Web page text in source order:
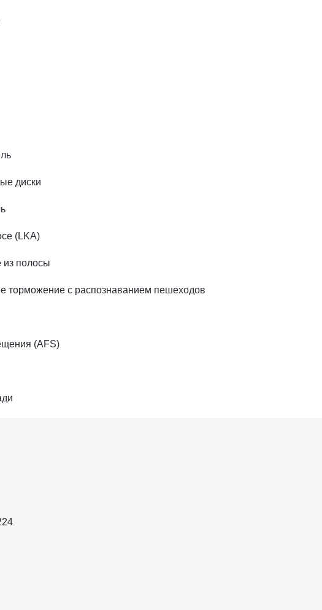
диски
(LKA)
из полосы
торможение с распознаванием пешеходов
(AFS)